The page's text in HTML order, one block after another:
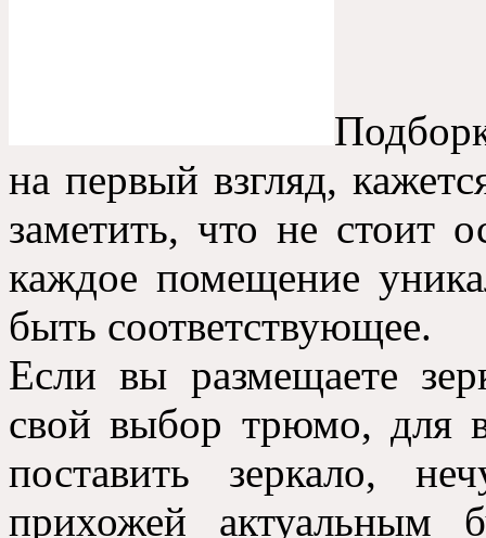
на первый взгляд,
заметить, что не стоит
каждое помещение
быть соответствующее.
Если вы размещаете
свой выбор трюмо, для
поставить зеркало,
прихожей актуальным